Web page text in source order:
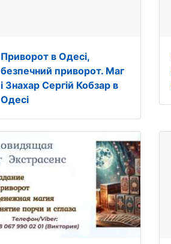
Приворот в Одесі,
безпечний приворот. Маг
і Знахар Сергій Кобзар в
Одесі